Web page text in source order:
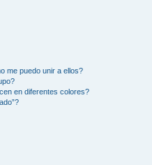
me puedo unir a ellos?
en diferentes colores?